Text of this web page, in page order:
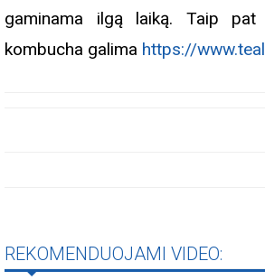
gaminama ilgą laiką. Taip pat
kombucha galima https://
REKOMENDUOJAMI VIDEO: